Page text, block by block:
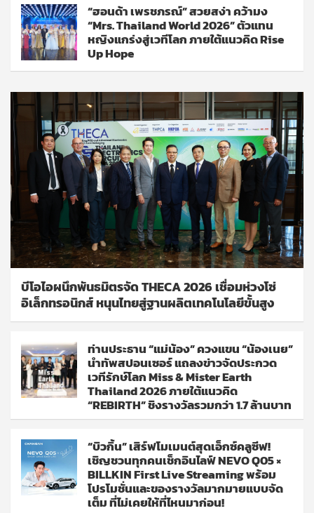
“ฮอนด้า เพรชภรณ์” สวยสง่า คว้ามง
“Mrs. Thailand World 2026” ตัวแทน
หญิงแกร่งสู่เวทีโลก ภายใต้แนวคิด Rise
Up Hope
บีโอไอผนึกพันธมิตรจัด THECA 2026 เชื่อมห่วงโซ่
อิเล็กทรอนิกส์ หนุนไทยสู่ฐานผลิตเทคโนโลยีขั้นสูง
ท่านประธาน “แม่น้อง” ควงแขน “น้องเนย”
นำทัพสปอนเซอร์ แถลงข่าวจัดประกวด
เวทีรักษ์โลก Miss & Mister Earth
Thailand 2026 ภายใต้แนวคิด
“REBIRTH” ชิงรางวัลรวมกว่า 1.7 ล้านบาท
“บิวกิ้น” เสิร์ฟโมเมนต์สุดเอ็กซ์คลูซีฟ!
เชิญชวนทุกคนเช็กอินไลฟ์ NEVO Q05 ×
BILLKIN First Live Streaming พร้อม
โปรโมชั่นและของรางวัลมากมายแบบจัด
เต็ม ที่ไม่เคยให้ที่ไหนมาก่อน!